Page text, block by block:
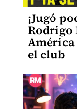
¡Jugó
Rodrigo
América
el club